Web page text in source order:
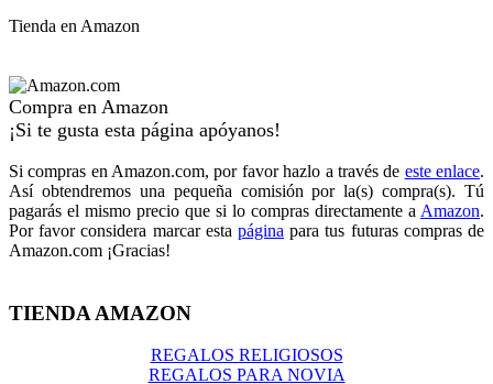
Tienda en Amazon
Compra en Amazon
¡Si te gusta esta página apóyanos!
Si compras en Amazon.com, por favor hazlo a través de este enlace.
Así obtendremos una pequeña comisión por la(s) compra(s). Tú
pagarás el mismo precio que si lo compras directamente a Amazon.
Por favor considera marcar esta página para tus futuras compras de
Amazon.com ¡Gracias!
TIENDA AMAZON
REGALOS RELIGIOSOS
REGALOS PARA NOVIA